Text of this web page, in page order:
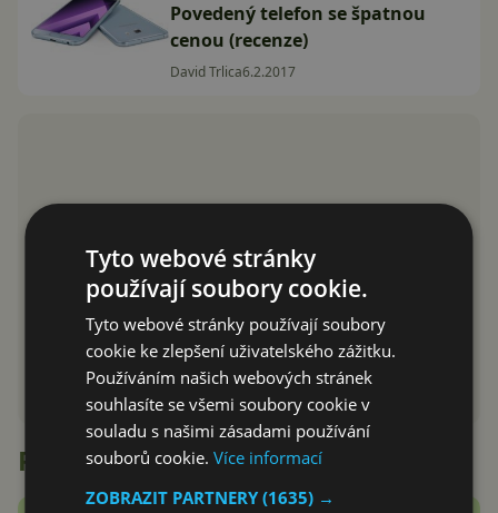
Povedený telefon se špatnou
cenou (recenze)
David Trlica6.2.2017
Recenze
Tyto webové stránky
používají soubory cookie.
Tyto webové stránky používají soubory
cookie ke zlepšení uživatelského zážitku.
Používáním našich webových stránek
souhlasíte se všemi soubory cookie v
souladu s našimi zásadami používání
souborů cookie.Více informací
ZOBRAZIT PARTNERY(1635) →